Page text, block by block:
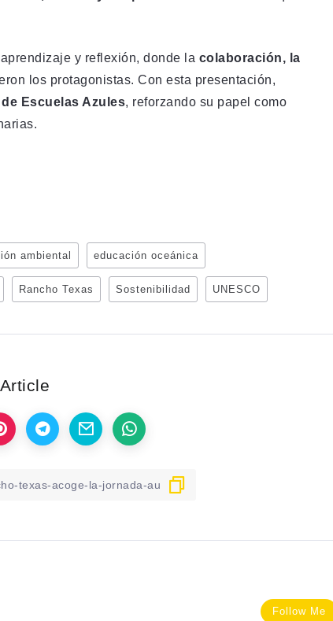
y reflexión, donde la colaboración, la
los protagonistas. Con esta presentación,
Escuelas Azules, reforzando su papel como
ambiental educación oceánica
Rancho Texas Sostenibilidad UNESCO
Follow Me